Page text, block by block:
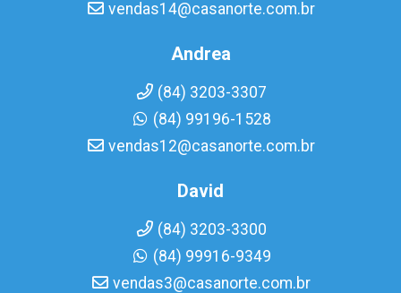
vendas14@casanorte.com.br
Andrea
(84) 3203-3307
(84) 99196-1528
vendas12@casanorte.com.br
David
(84) 3203-3300
(84) 99916-9349
vendas3@casanorte.com.br